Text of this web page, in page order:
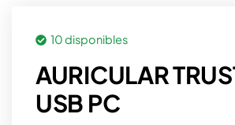
10 disponibles
AURICULAR
USB PC